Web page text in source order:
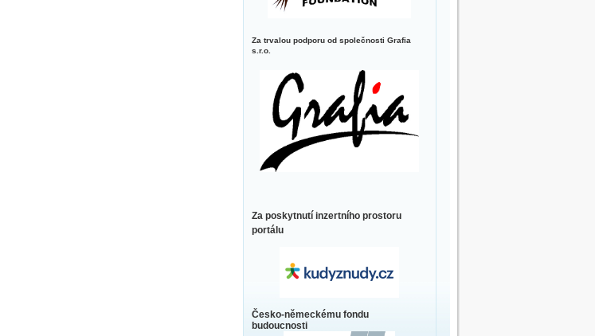
Za trvalou podporu od společnosti Grafia
s.r.o.
Za poskytnutí inzertního prostoru
portálu
Česko-německému fondu
budoucnosti